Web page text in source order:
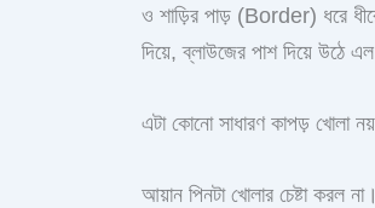
ও শাড়ির পাড় (Border) ধরে
দিয়ে, ব্লাউজের পাশ দিয়ে উঠে
এটা কোনো সাধারণ কাপড় খোলা
আয়ান পিনটা খোলার চেষ্টা করল